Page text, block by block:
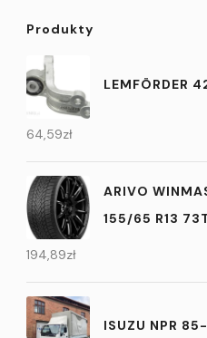
Produkty
LEMFÖRDER
64,59zł
ARIVO
155/65 R13
194,89zł
ISUZU NPR